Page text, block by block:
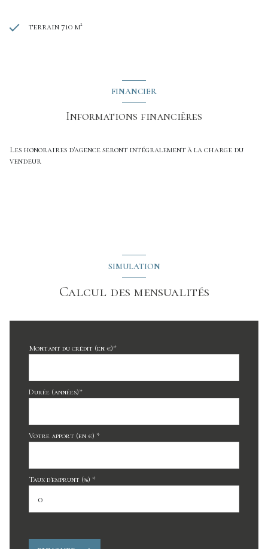
terrain 710 m²
FINANCIER
Informations financières
Les honoraires d'agence seront intégralement à la charge du
vendeur
SIMULATION
Calcul des mensualités
Montant du crédit (en €)*
Durée (années)*
Votre apport (en €) *
Taux d'emprunt (%) *